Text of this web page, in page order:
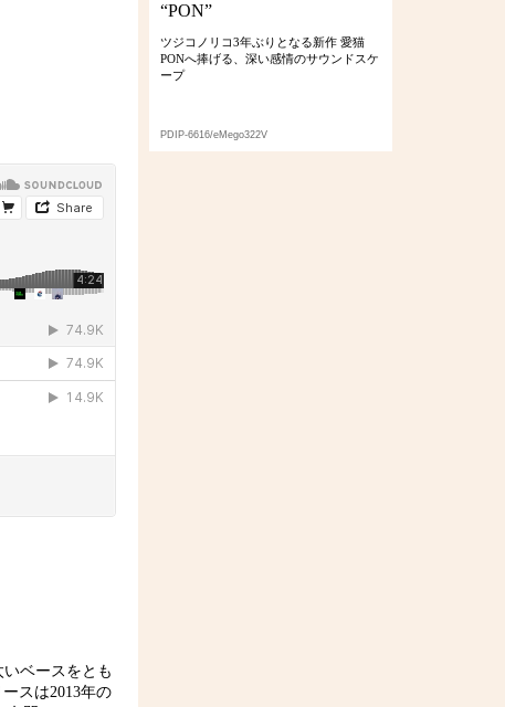
ベースをとも
スは2013年の
“PON”
ツジコノリコ3年ぶりとなる新作 愛猫
PONへ捧げる、深い感情のサウンドスケ
ープ
PDIP-6616/eMego322V